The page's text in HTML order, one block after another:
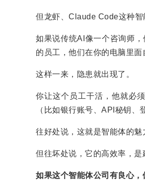
但龙虾、Claude Code这种智
如果说传统AI像一个咨询师
的员工，他们在你的电脑里面
这样一来，隐患就出现了。
你让这个员工干活，他就必
（比如银行账号、API秘钥、
往好处说，这就是智能体的魅
但往坏处说，它的高效率，是
如果这个智能体公司有良心，